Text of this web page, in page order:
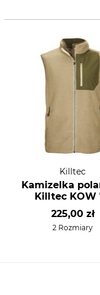
Killtec
Kamizelka
Killtec KOW
225,00 zł
2 Rozmiary